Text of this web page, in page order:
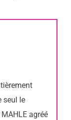
seul le
agréé